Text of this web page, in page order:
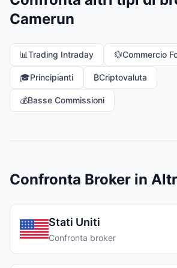
Camerun
📊Trading Intraday 💱Commercio
🎓Principianti ₿Criptovaluta
💰Basse Commissioni
Confronta Broker in
Stati Uniti
Confronta broker